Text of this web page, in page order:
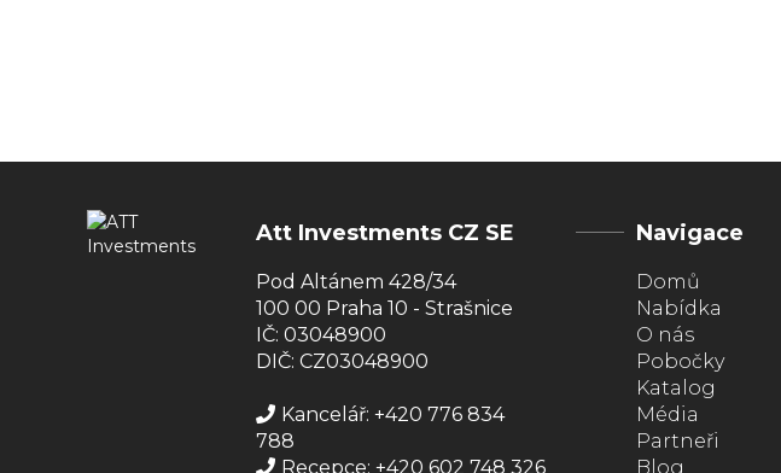
Att Investments CZ SE
Pod Altánem 428/34
100 00 Praha 10 - Strašnice
IČ: 03048900
DIČ: CZ03048900
Kancelář: +420 776 834
788
Recepce: +420 602 748 326
Navigace
Domů
Nabídka
O nás
Pobočky
Katalog
Média
Partneři
Blog